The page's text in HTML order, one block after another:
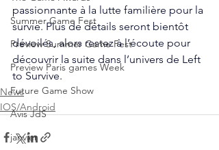
Summer Game Fest
Preview Summer Game Fest
Preview Paris games Week
Future Game Show
Avis JdS
janvier
passionnante à la lutte familière pour la
survie. Plus de détails seront bientôt
dévoilés, alors restez à l’écoute pour
découvrir la suite dans l’univers de Left
to Survive.
News
IOS/Android